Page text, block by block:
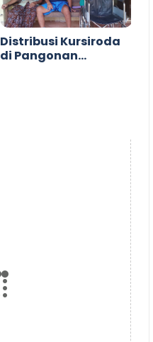
Distribusi Kursiroda
di Pangonan